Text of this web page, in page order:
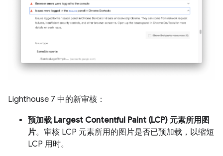
Lighthouse 7 中的新审核：
预加载 Largest Contentful Paint (LCP) 元素所用图
片。审核 LCP 元素所用的图片是否已预加载，以缩短
LCP 用时。